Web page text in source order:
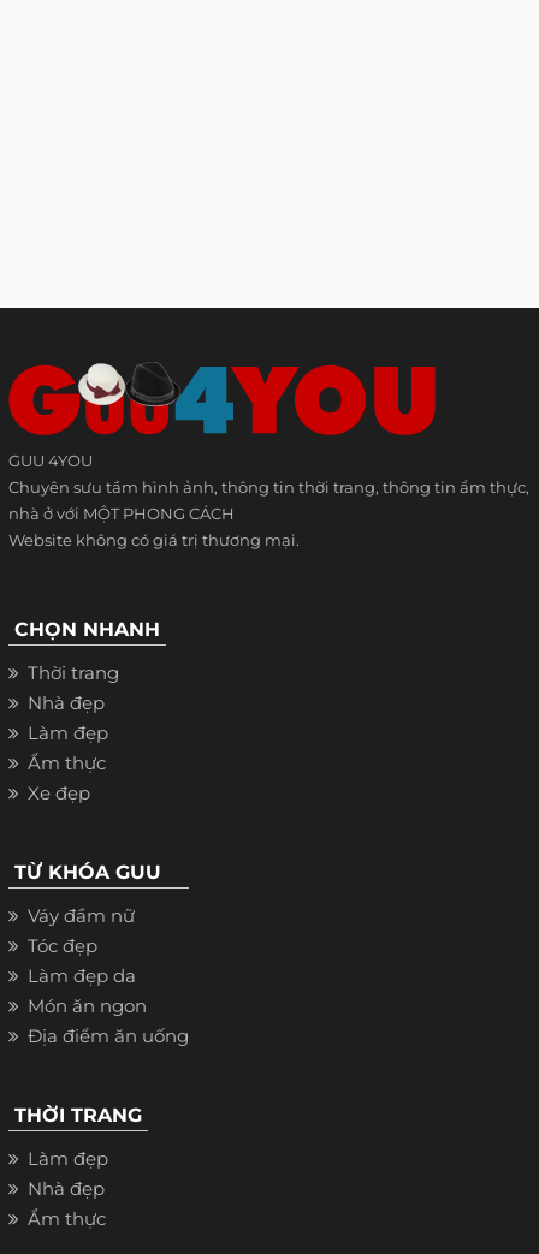
GUU 4YOU
Chuyên sưu tầm hình ảnh, thông tin thời trang, thông tin ẩm thực,
nhà ở với MỘT PHONG CÁCH
Website không có giá trị thương mại.
CHỌN NHANH
Thời trang
Nhà đẹp
Làm đẹp
Ẩm thực
Xe đẹp
TỪ KHÓA GUU
Váy đầm nữ
Tóc đẹp
Làm đẹp da
Món ăn ngon
Địa điểm ăn uống
THỜI TRANG
Làm đẹp
Nhà đẹp
Ẩm thực